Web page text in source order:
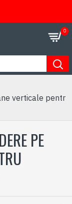
0
verticale pentr
PE